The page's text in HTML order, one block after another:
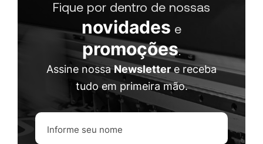
Fique por dentro de nossas
novidades e
promoções.
Assine nossaNewslettere receba
tudo em primeira mão.